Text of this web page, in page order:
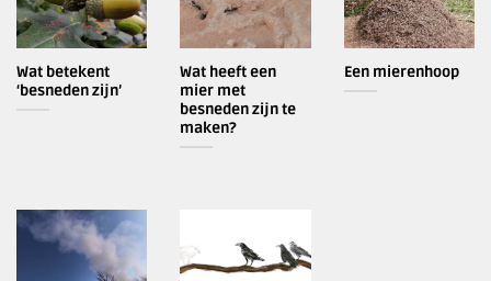
Wat betekent
‘besneden zijn’
Wat heeft een
mier met
besneden zijn te
maken?
Een mierenhoop